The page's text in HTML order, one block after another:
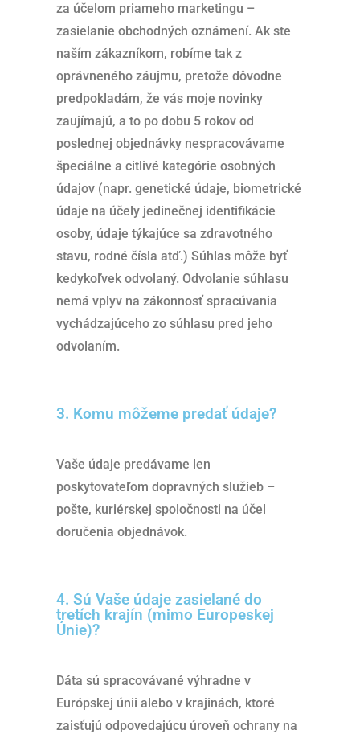
za účelom priameho marketingu –
zasielanie obchodných oznámení. Ak ste
naším zákazníkom, robíme tak z
oprávneného záujmu, pretože dôvodne
predpokladám, že vás moje novinky
zaujímajú, a to po dobu 5 rokov od
poslednej objednávky nespracovávame
špeciálne a citlivé kategórie osobných
údajov (napr. genetické údaje, biometrické
údaje na účely jedinečnej identifikácie
osoby, údaje týkajúce sa zdravotného
stavu, rodné čísla atď.) Súhlas môže byť
kedykoľvek odvolaný. Odvolanie súhlasu
nemá vplyv na zákonnosť spracúvania
vychádzajúceho zo súhlasu pred jeho
odvolaním.
3. Komu môžeme predať údaje?
Vaše údaje predávame len
poskytovateľom dopravných služieb –
pošte, kuriérskej spoločnosti na účel
doručenia objednávok.
4. Sú Vaše údaje zasielané do
tretích krajín (mimo Europeskej
Únie)?
Dáta sú spracovávané výhradne v
Európskej únii alebo v krajinách, ktoré
zaisťujú odpovedajúcu úroveň ochrany na